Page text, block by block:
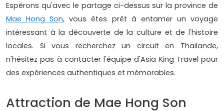
Espérons qu'avec le partage ci-dessus sur la province de
Mae Hong Son, vous êtes prêt à entamer un voyage
intéressant à la découverte de la culture et de l'histoire
locales. Si vous recherchez un circuit en Thaïlande,
n'hésitez pas à contacter l'équipe d'Asia King Travel pour
des expériences authentiques et mémorables.
Attraction de Mae Hong Son